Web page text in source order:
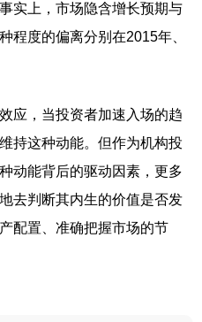
实上，市场隐含增长预期与
程度的偏离分别在2015年、
，当投资者加速入场的趋
持这种动能。但作为机构投
动能背后的驱动因素，更多
去判断其内生的价值是否发
配置、准确把握市场的节